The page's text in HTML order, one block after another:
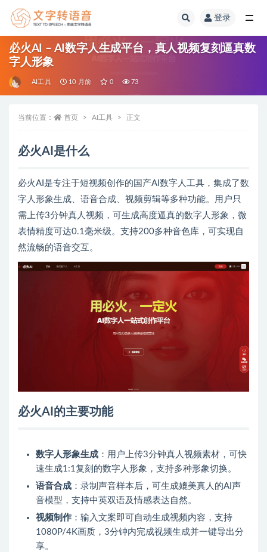
登录
必火AI – AI数字人生成平台，真人视频复刻逼真数
字人形象
AI工具 10 月前 0 73
当前位置： 首页 AI工具 正文
必火AI是什么
必火AI是专注于短视频创作的国产AI数字人工具，集成了数
字人形象生成、语音合成、视频剪辑等多种功能。用户只
需上传3分钟真人视频，可生成高度逼真的数字人形象，微
表情精度可达0.1毫米级。支持200多种音色库，可实现自
然流畅的语音交互。
必火AI的主要功能
数字人形象生成 ：用户上传3分钟真人视频素材，可快
速生成1:1复刻的数字人形象，支持多种形象切换。
语音合成 ：录制声音样本后，可生成媲美真人的AI声
音模型，支持中英双语及情感表达自然。
视频制作 ：输入文案即可自动生成视频内容，支持
1080P/4K画质，3分钟内完成视频生成并一键导出分
享。